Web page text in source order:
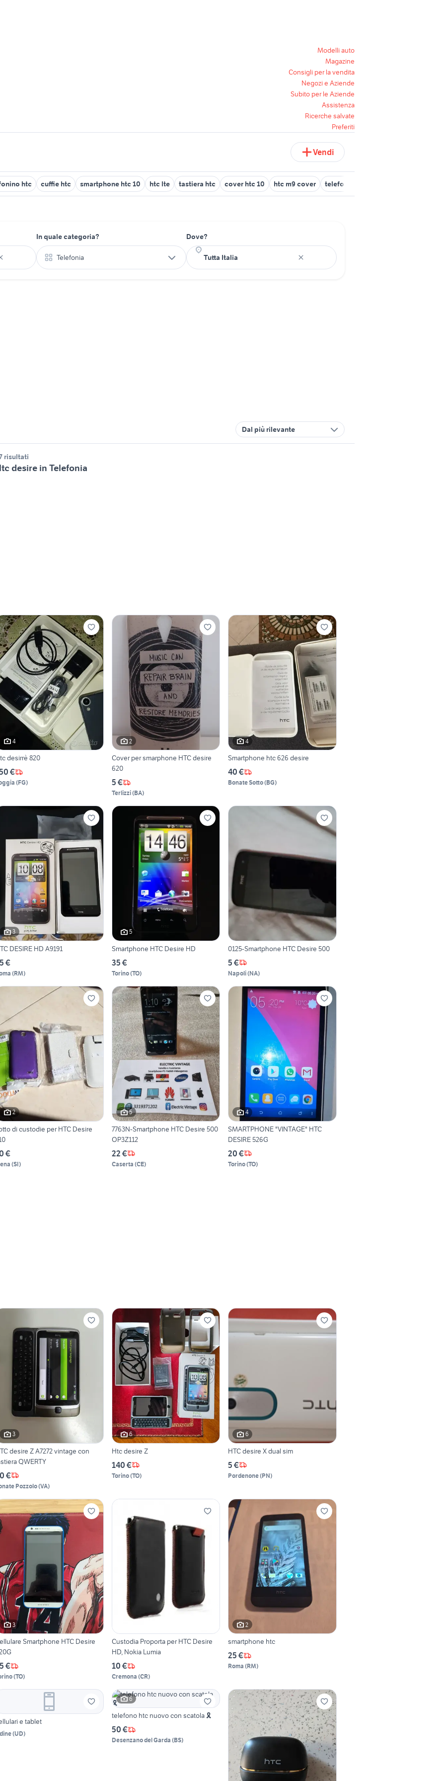
Modelli auto
Magazine
Consigli per la vendita
Negozi e Aziende
Subito per le Aziende
Assistenza
Ricerche salvate
Preferiti
Vendi
htc cuffie htc smartphone htc 10 htc lte tastiera htc cover htc 10 htc m9 cover telefono htc
In quale categoria?
Telefonia
Dove?
Dal più rilevante
risultati
desire in Telefonia
4
desirrè 820
€
(FG)
2
Cover per smarphone HTC desire
620
5 €
Terlizzi(BA)
4
Smartphone htc 626 desire
40 €
Bonate Sotto(BG)
3
DESIRE HD A9191
€
(RM)
5
Smartphone HTC Desire HD
35 €
Torino(TO)
0125-Smartphone HTC Desire 500
5 €
Napoli(NA)
2
di custodie per HTC Desire
€
(SI)
5
7763N-Smartphone HTC Desire 500
OP3Z112
22 €
Caserta (CE)
4
SMARTPHONE "VINTAGE" HTC
DESIRE 526G
20 €
Torino(TO)
3
desire Z A7272 vintage con
QWERTY
€
Pozzolo(VA)
6
Htc desire Z
140 €
Torino(TO)
6
HTC desire X dual sim
5 €
Pordenone(PN)
3
Smartphone HTC Desire
€
(TO)
Custodia Proporta per HTC Desire
HD, Nokia Lumia
10 €
Cremona (CR)
2
smartphone htc
25 €
Roma (RM)
e tablet
(UD)
6
telefono htc nuovo con scatola 🎗
50 €
Desenzano del Garda (BS)